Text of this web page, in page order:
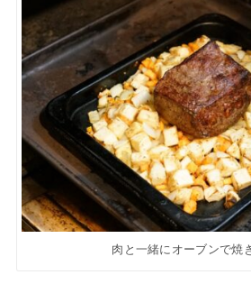
肉と一緒にオーブンで焼